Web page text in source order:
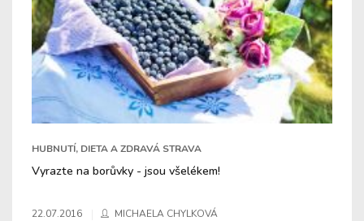
HUBNUTÍ, DIETA A ZDRAVÁ STRAVA
Vyrazte na borůvky - jsou všelékem!
22.07.2016 MICHAELA CHYLKOVÁ